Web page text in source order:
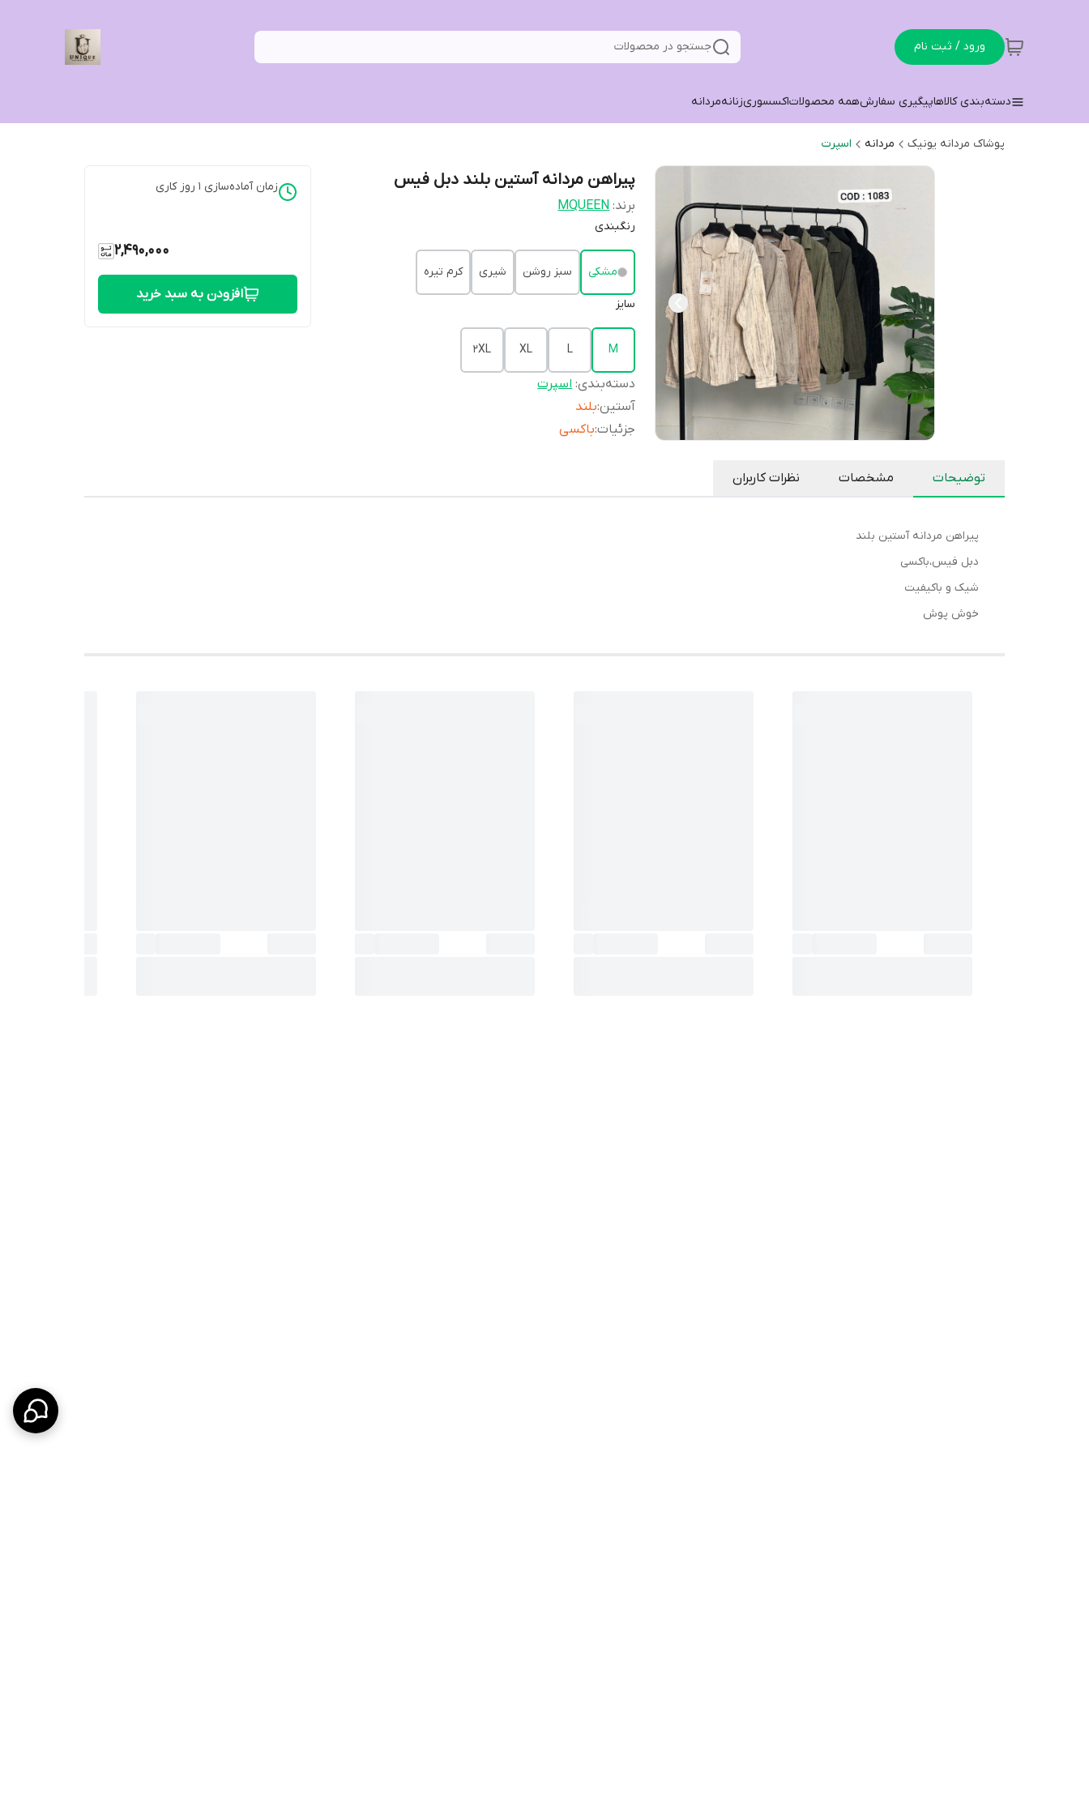
ورود / ثبت نام جستجو در محصولات
دسته‌بندی کالاهاپیگیری سفارشهمه محصولاتاکسسوریزنانهمردانه
پوشاک مردانه یونیک مردانه اسپرت
پیراهن مردانه آستین بلند دبل فیس
برند: MQUEEN
رنگبندی
مشکی سبز روشن شیری کرم تیره
سایز
M
L
XL
2XL
دسته‌بندی:اسپرت
آستین:بلند
جزئیات:باکسی
زمان آماده‌سازی 1 روز کاری
2,490,000
افزودن به سبد خرید
توضیحات مشخصات نظرات کاربران
پیراهن مردانه آستین بلند
دبل فیس،باکسی
شیک و باکیفیت
خوش پوش